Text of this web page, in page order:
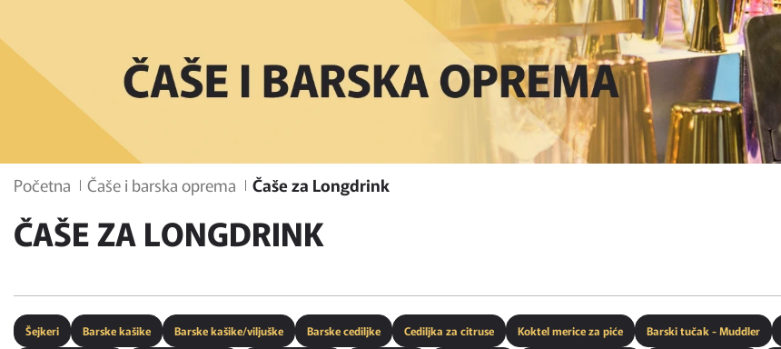
Početna Čaše i barska oprema Čaše za Longdrink
ČAŠE ZA LONGDRINK
Šejkeri Barske kašike Barske kašike/viljuške Barske cediljke Cediljka za citruse Koktel merice za piće Barski tučak - Muddler